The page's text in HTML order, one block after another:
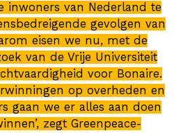
inwoners van Nederland te
gevolgen van
eisen we nu, met de
van de Vrije Universiteit
voor Bonaire.
op overheden en
gaan we er alles aan doen
zegt Greenpeace-